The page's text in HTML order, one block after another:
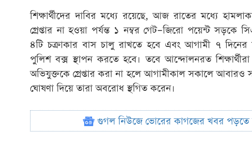
শিক্ষার্থীদের দাবির মধ্যে রয়েছে, আজ রাতের মধ্যে
গ্রেপ্তার না হওয়া পর্যন্ত ১ নম্বর গেট–জিরো পয়েন্ট সড়কে
৪টি চক্রাকার বাস চালু রাখতে হবে এবং আগামী ৭ দিনের
পুলিশ বক্স স্থাপন করতে হবে। তবে আন্দোলনরত
অভিযুক্তকে গ্রেপ্তার করা না হলে আগামীকাল সকালে
ঘোষণা দিয়ে তারা অবরোধ স্থগিত করেন।
গুগল নিউজে ভোরের কাগজের খবর